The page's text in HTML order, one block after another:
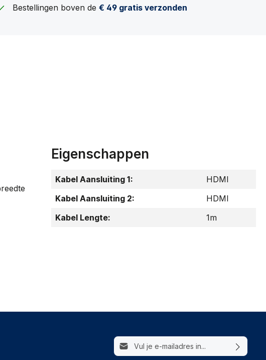
Bestellingen boven de€ 49 gratis verzonden
Eigenschappen
Kabel Aansluiting 1:
HDMI
Kabel Aansluiting 2:
HDMI
Kabel Lengte:
1m
E-mailadres*